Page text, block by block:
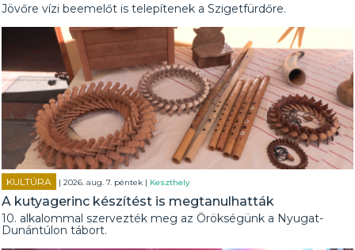
Jövőre vízi beemelőt is telepítenek a Szigetfürdőre.
KULTÚRA | 2026. aug. 7. péntek | Keszthely
A kutyagerinc készítést is megtanulhatták
10. alkalommal szervezték meg az Örökségünk a Nyugat-
Dunántúlon tábort.